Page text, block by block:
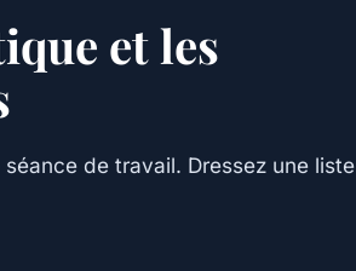
et les
de travail. Dressez une liste